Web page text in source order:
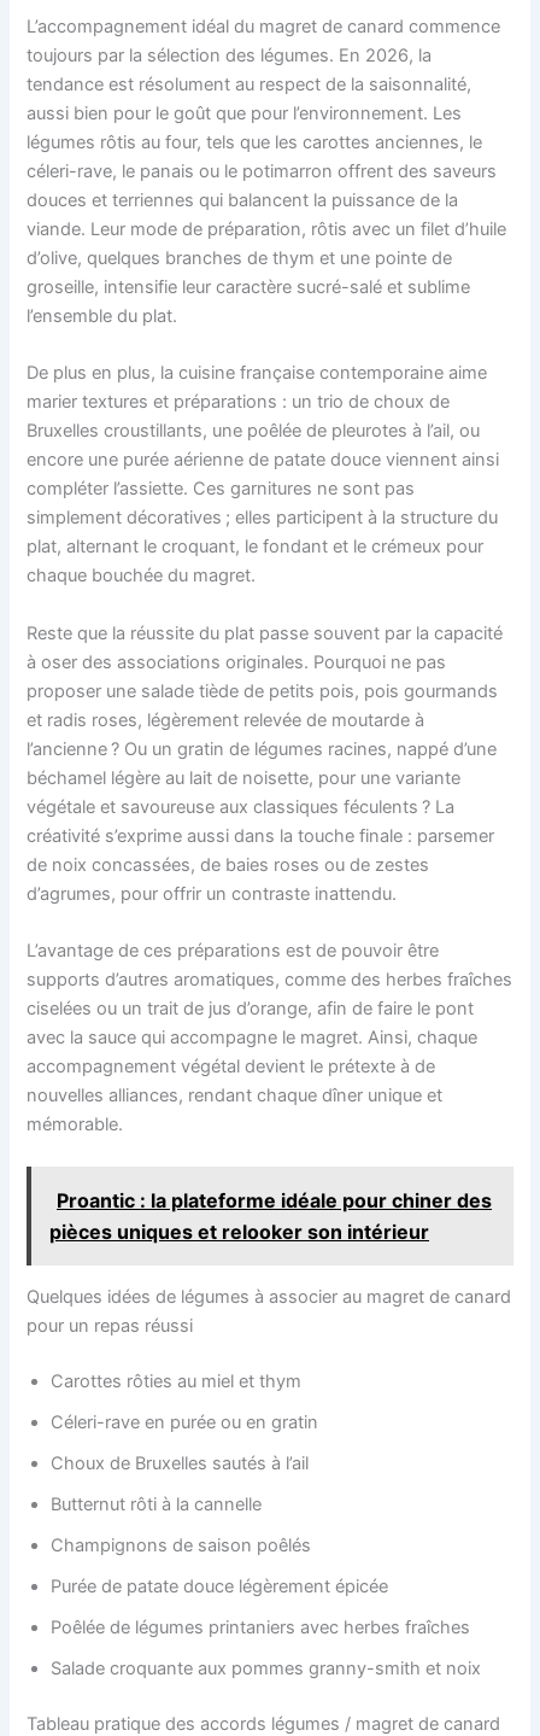
L’accompagnement idéal du magret de canard commence
toujours par la sélection des légumes. En 2026, la
tendance est résolument au respect de la saisonnalité,
aussi bien pour le goût que pour l’environnement. Les
légumes rôtis au four, tels que les carottes anciennes, le
céleri-rave, le panais ou le potimarron offrent des saveurs
douces et terriennes qui balancent la puissance de la
viande. Leur mode de préparation, rôtis avec un filet d’huile
d’olive, quelques branches de thym et une pointe de
groseille, intensifie leur caractère sucré-salé et sublime
l’ensemble du plat.
De plus en plus, la cuisine française contemporaine aime
marier textures et préparations : un trio de choux de
Bruxelles croustillants, une poêlée de pleurotes à l’ail, ou
encore une purée aérienne de patate douce viennent ainsi
compléter l’assiette. Ces garnitures ne sont pas
simplement décoratives ; elles participent à la structure du
plat, alternant le croquant, le fondant et le crémeux pour
chaque bouchée du magret.
Reste que la réussite du plat passe souvent par la capacité
à oser des associations originales. Pourquoi ne pas
proposer une salade tiède de petits pois, pois gourmands
et radis roses, légèrement relevée de moutarde à
l’ancienne ? Ou un gratin de légumes racines, nappé d’une
béchamel légère au lait de noisette, pour une variante
végétale et savoureuse aux classiques féculents ? La
créativité s’exprime aussi dans la touche finale : parsemer
de noix concassées, de baies roses ou de zestes
d’agrumes, pour offrir un contraste inattendu.
L’avantage de ces préparations est de pouvoir être
supports d’autres aromatiques, comme des herbes fraîches
ciselées ou un trait de jus d’orange, afin de faire le pont
avec la sauce qui accompagne le magret. Ainsi, chaque
accompagnement végétal devient le prétexte à de
nouvelles alliances, rendant chaque dîner unique et
mémorable.
Proantic : la plateforme idéale pour chiner des
pièces uniques et relooker son intérieur
Quelques idées de légumes à associer au magret de canard
pour un repas réussi
Carottes rôties au miel et thym
Céleri-rave en purée ou en gratin
Choux de Bruxelles sautés à l’ail
Butternut rôti à la cannelle
Champignons de saison poêlés
Purée de patate douce légèrement épicée
Poêlée de légumes printaniers avec herbes fraîches
Salade croquante aux pommes granny-smith et noix
Tableau pratique des accords légumes / magret de canard